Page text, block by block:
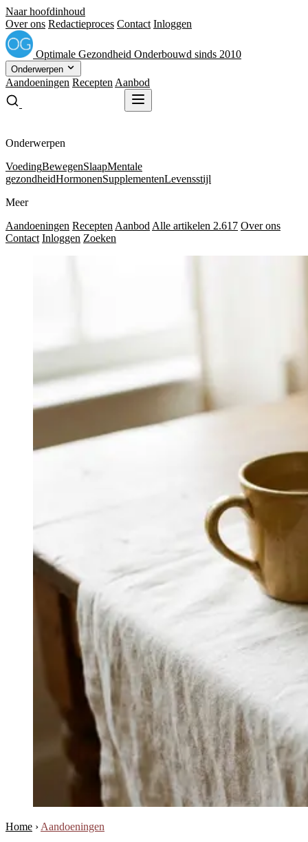
Naar hoofdinhoud
Over ons Redactieproces Contact Inloggen
Optimale Gezondheid Onderbouwd sinds 2010
Onderwerpen
Aandoeningen Recepten Aanbod
Onderwerpen
VoedingBewegenSlaapMentale
gezondheidHormonenSupplementenLevensstijl
Meer
Aandoeningen Recepten Aanbod Alle artikelen 2.617 Over ons
Contact Inloggen Zoeken
Home › Aandoeningen